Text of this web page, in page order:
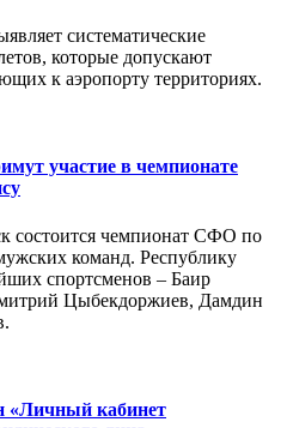
систематические
которые допускают
к аэропорту территориях.
участие в чемпионате
состоится чемпионат СФО по
команд. Республику
спортсменов – Баир
Цыбекдоржиев, Дамдин
«Личный кабинет